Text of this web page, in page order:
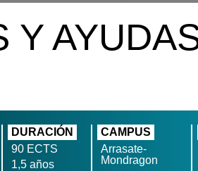
Y
DURACIÓN
90 ECTS
1,5 años
CAMPUS
Arrasate-
Mondragon